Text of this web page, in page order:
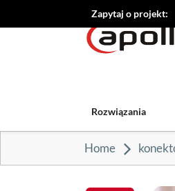
Zapytaj o projekt:
Rozwiązania
Home